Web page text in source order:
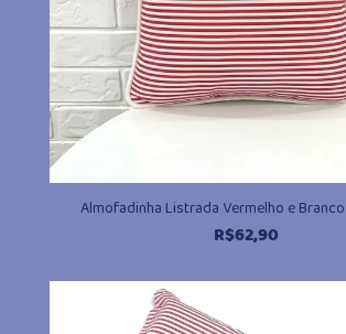
Almofadinha Listrada Vermelho e
R$62,90